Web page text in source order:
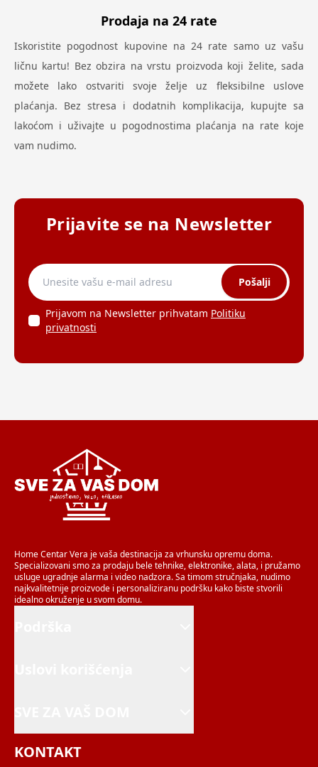
Prodaja na 24 rate
Iskoristite pogodnost kupovine na 24 rate samo uz vašu
ličnu kartu! Bez obzira na vrstu proizvoda koji želite, sada
možete lako ostvariti svoje želje uz fleksibilne uslove
plaćanja. Bez stresa i dodatnih komplikacija, kupujte sa
lakoćom i uživajte u pogodnostima plaćanja na rate koje
vam nudimo.
Prijavite se na Newsletter
Pošalji
Prijavom na Newsletter prihvatam Politiku
privatnosti
Home Centar Vera je vaša destinacija za vrhunsku opremu doma.
Specializovani smo za prodaju bele tehnike, elektronike, alata, i pružamo
usluge ugradnje alarma i video nadzora. Sa timom stručnjaka, nudimo
najkvalitetnije proizvode i personaliziranu podršku kako biste stvorili
idealno okruženje u svom domu.
KONTAKT